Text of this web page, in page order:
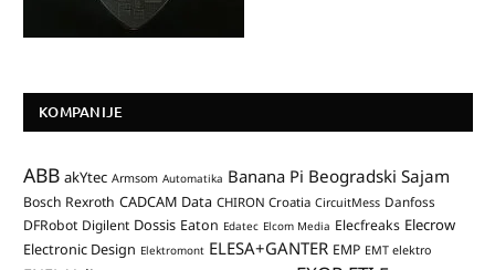
KOMPANIJE
ABB akYtec Armsom Automatika Banana Pi Beogradski Sajam
Bosch Rexroth CADCAM Data CHIRON Croatia CircuitMess Danfoss
DFRobot Digilent Dossis Eaton Edatec Elcom Media Elecfreaks Elecrow
Electronic Design Elektromont ELESA+GANTER EMP EMT elektro